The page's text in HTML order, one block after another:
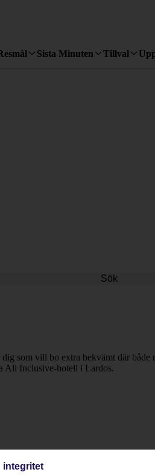
Sista Minuten Tillval
Sök
dig som vill bo extra bekvämt där
All Inclusive-hotell i Lardos.
integritet